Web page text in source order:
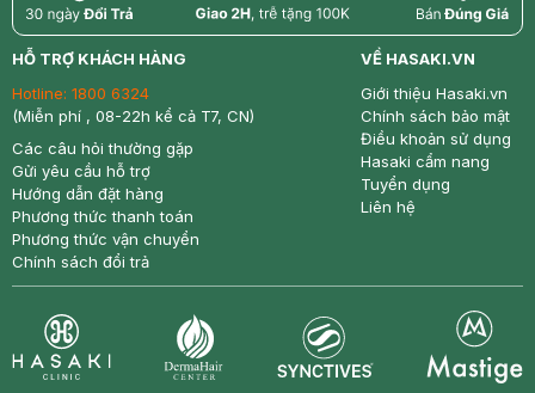
return nowfree price
HỖ TRỢ KHÁCH HÀNG
Hotline: 1800 6324
(Miễn phí , 08-22h kể cả T7, CN)
Các câu hỏi thường gặp
Gửi yêu cầu hỗ trợ
Hướng dẫn đặt hàng
Phương thức thanh toán
Phương thức vận chuyển
Chính sách đổi trả
VỀ HASAKI.VN
Giới thiệu Hasaki.vn
Chính sách bảo mật
Điều khoản sử dụng
Hasaki cẩm nang
Tuyển dụng
Liên hệ